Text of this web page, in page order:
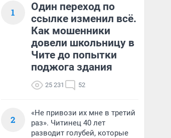
1
Один переход по
ссылке изменил всё.
Как мошенники
довели школьницу в
Чите до попытки
поджога здания
25 231 52
2
«Не привози их мне в третий
раз». Читинец 40 лет
разводит голубей, которые